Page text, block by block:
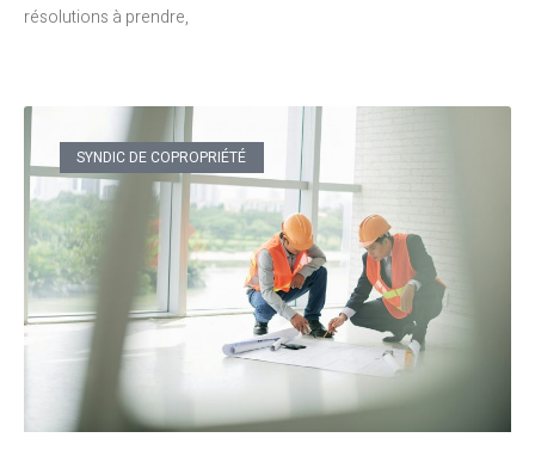
résolutions à prendre,
SYNDIC DE COPROPRIÉTÉ